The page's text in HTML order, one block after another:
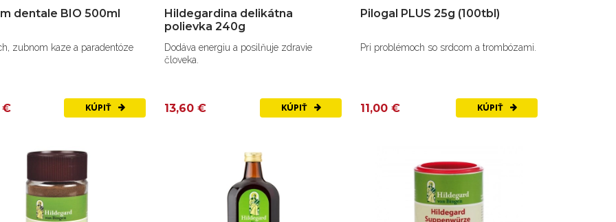
dentale BIO 500ml
zubnom kaze a paradentóze
€ KÚPIŤ
Hildegardina delikátna
polievka 240g
Dodáva energiu a posilňuje zdravie
človeka.
13,60 € KÚPIŤ
Pilogal PLUS 25g (100tbl)
Pri problémoch so srdcom a trombózami.
11,00 € KÚPIŤ